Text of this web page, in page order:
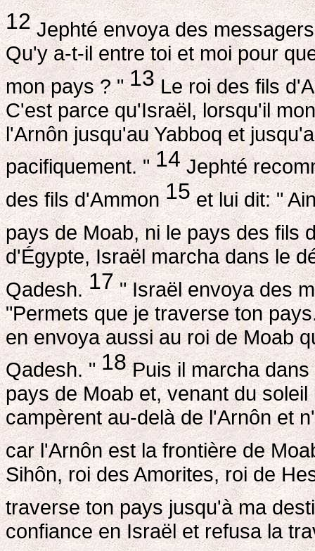
12Jephté envoya des
Qu'y a-t-il entre toi et moi pour
mon pays ? "13Le roi des fils
C'est parce qu'Israël, lorsqu'il
l'Arnôn jusqu'au Yabboq et
pacifiquement. "14Jephté
des fils d'Ammon15et lui dit: "
pays de Moab, ni le pays des fils
d'Égypte, Israël marcha dans le
Qadesh.17" Israël envoya des
"Permets que je traverse ton
en envoya aussi au roi de Moab
Qadesh. " 18Puis il marcha dans
pays de Moab et, venant du
campèrent au-delà de l'Arnôn et
car l'Arnôn est la frontière de
Sihôn, roi des Amorites, roi de
traverse ton pays jusqu'à ma
confiance en Israël et refusa la